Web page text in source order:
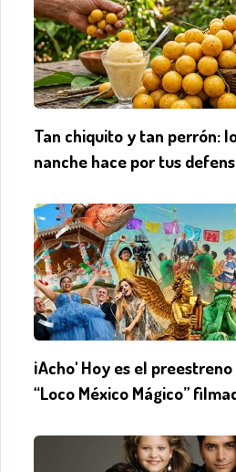
Tan chiquito y tan perrón:
nanche hace por tus
¡Acho' Hoy es el
“Loco México Mágico”